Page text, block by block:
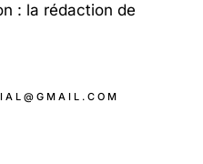
: la rédaction de